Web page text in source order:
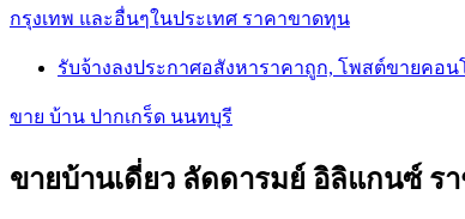
กรุงเทพ และอื่นๆในประเทศ ราคาขาดทุน
รับจ้างลงประกาศอสังหาราคาถูก, โพสต์ขายคอ
ขาย บ้าน ปากเกร็ด นนทบุรี
ขายบ้านเดี่ยว ลัดดารมย์ อิลิแกนซ์ ร